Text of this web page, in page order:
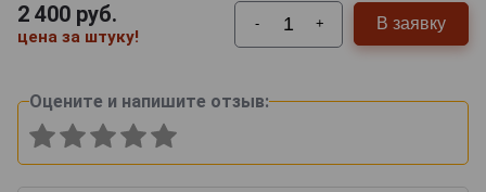
2 400 руб.
цена за штуку!
- + В заявку
Оцените и напишите отзыв: